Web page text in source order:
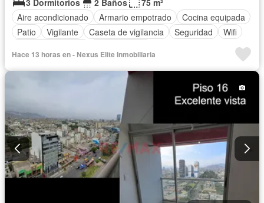
3 Dormitorios
2 Baños
75 m²
Aire acondicionado
Armario empotrado
Cocina equipada
Patio
Vigilante Caseta de vigilancia Seguridad
Wifi
Hace 13 horas en - Nexus Elite Inmobiliaria